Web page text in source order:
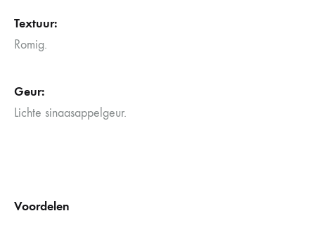
Textuur:
Romig.
Geur:
Lichte sinaasappelgeur.
Voordelen